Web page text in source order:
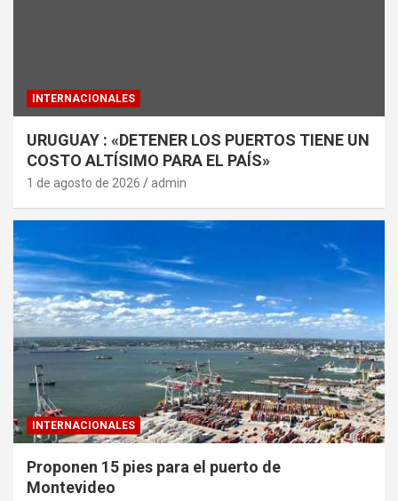
INTERNACIONALES
URUGUAY : «DETENER LOS PUERTOS TIENE UN
COSTO ALTÍSIMO PARA EL PAÍS»
1 de agosto de 2026 admin
INTERNACIONALES
Proponen 15 pies para el puerto de
Montevideo